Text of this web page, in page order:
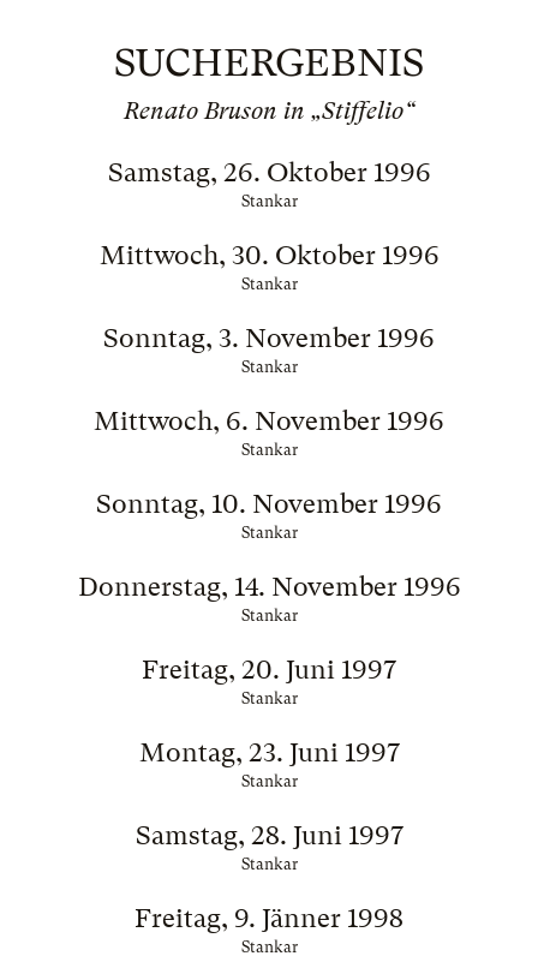
SUCHERGEBNIS
Renato Bruson in „Stiffelio“
Samstag, 26. Oktober 1996
Stankar
Mittwoch, 30. Oktober 1996
Stankar
Sonntag, 3. November 1996
Stankar
Mittwoch, 6. November 1996
Stankar
Sonntag, 10. November 1996
Stankar
Donnerstag, 14. November 1996
Stankar
Freitag, 20. Juni 1997
Stankar
Montag, 23. Juni 1997
Stankar
Samstag, 28. Juni 1997
Stankar
Freitag, 9. Jänner 1998
Stankar